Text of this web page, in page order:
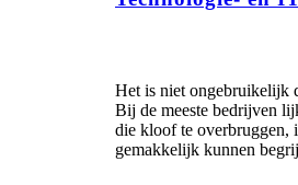
Het is niet ongebruikelijk
Bij de meeste bedrijven
die kloof te overbruggen,
gemakkelijk kunnen